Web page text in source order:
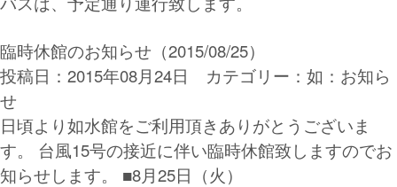
臨時休館のお知らせ（2015/08/25）
投稿日：2015年08月24日 カテゴリー： 如：お知ら
せ
日頃より如水館をご利用頂きありがとうございま
す。 台風15号の接近に伴い臨時休館致しますのでお
知らせします。 ■8月25日（火）